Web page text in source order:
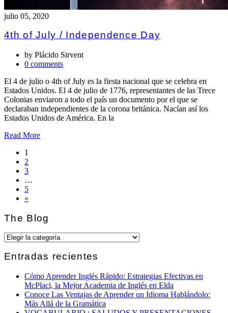
julio 05, 2020
4th of July / Independence Day
by Plácido Sirvent
0 comments
El 4 de julio o 4th of July es la fiesta nacional que se celebra en
Estados Unidos. El 4 de julio de 1776, representantes de las Trece
Colonias enviaron a todo el país un documento por el que se
declaraban independientes de la corona británica. Nacían así los
Estados Unidos de América. En la
Read More
1
2
3
…
5
»
The Blog
The
Entradas recientes
Cómo Aprender Inglés Rápido: Estrategias Efectivas en
McPlaci, la Mejor Academia de Inglés en Elda
Conoce Las Ventajas de Aprender un Idioma Hablándolo:
Más Allá de la Gramática